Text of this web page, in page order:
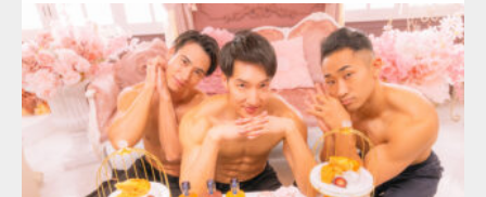
Update:2024.06.2
Category: 「大人の夜の別腹」とマッチョ オレンジの人 AKIHITO(細
マッチョ)
SOSUKE 外資系筋肉 肩